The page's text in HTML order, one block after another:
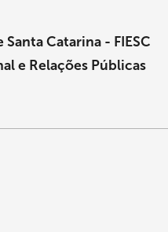
Catarina - FIESC
e Relações Públicas